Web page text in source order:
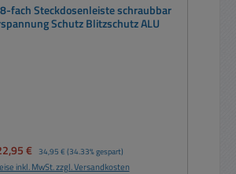
fach Steckdosenleiste schraubbar
Schutz Blitzschutz ALU
€ Regulärer Preis:
34,95 € (34.33% gespart)
inkl. MwSt. zzgl. Versandkosten